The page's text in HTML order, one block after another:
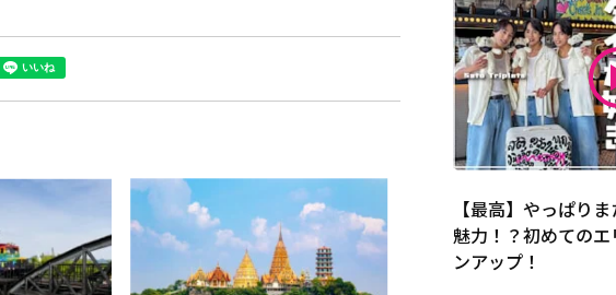
【最高】やっぱり
魅力！？初めての
ンアップ！